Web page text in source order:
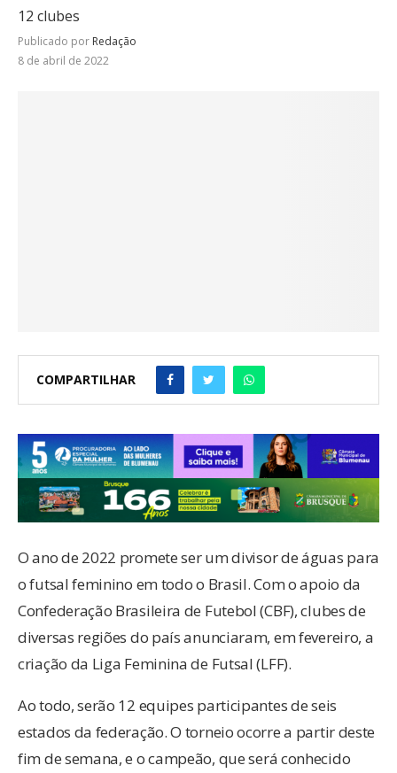
12 clubes
Publicado por Redação
8 de abril de 2022
COMPARTILHAR
O ano de 2022 promete ser um divisor de águas para
o futsal feminino em todo o Brasil. Com o apoio da
Confederação Brasileira de Futebol (CBF), clubes de
diversas regiões do país anunciaram, em fevereiro, a
criação da Liga Feminina de Futsal (LFF).
Ao todo, serão 12 equipes participantes de seis
estados da federação. O torneio ocorre a partir deste
fim de semana, e o campeão, que será conhecido